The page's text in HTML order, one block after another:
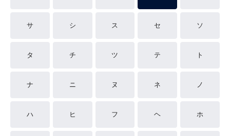
サ シ ス セ ソ
タ チ ツ テ ト
ナ ニ ヌ ネ ノ
ハ ヒ フ ヘ ホ